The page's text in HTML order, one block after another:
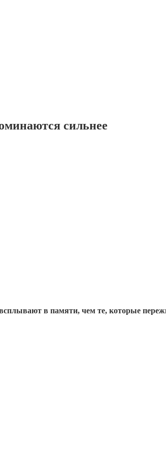
сильнее
в памяти, чем те, которые